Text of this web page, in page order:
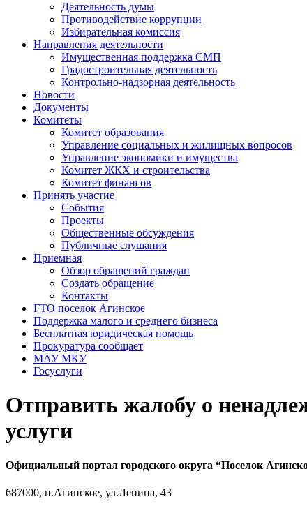
Деятельность думы
Противодействие коррупции
Избирательная комиссия
Направления деятельности
Имущественная поддержка СМП
Градостроительная деятельность
Контрольно-надзорная деятельность
Новости
Документы
Комитеты
Комитет образования
Управление социальных и жилищных вопросов
Управление экономики и имущества
Комитет ЖКХ и строительства
Комитет финансов
Принять участие
События
Проекты
Общественные обсуждения
Публичные слушания
Приемная
Обзор обращений граждан
Создать обращение
Контакты
ГТО поселок Агинское
Поддержка малого и среднего бизнеса
Бесплатная юридическая помощь
Прокуратура сообщает
МАУ МКУ
Госуслуги
Отправить жалобу о
услуги
Официальный портал городского округа “Поселок
687000, п.Агинское, ул.Ленина, 43